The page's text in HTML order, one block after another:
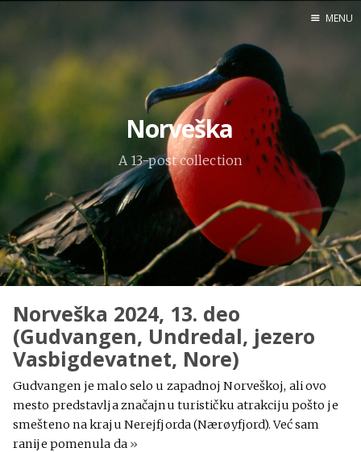
X
Pinterest
YouTube
MENU
Norveška
A 13-post collection
Norveška 2024, 13. deo
(Gudvangen, Undredal, jezero
Vasbigdevatnet, Nore)
Gudvangen je malo selo u zapadnoj Norveškoj, ali ovo
mesto predstavlja značajnu turističku atrakciju pošto je
smešteno na kraju Nerejfjorda (Nærøyfjord). Već sam
ranije pomenula da »